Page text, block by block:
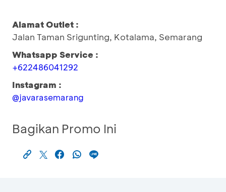
Alamat Outlet :
Jalan Taman Srigunting, Kotalama, Semarang
Whatsapp Service :
+622486041292
Instagram :
@javarasemarang
Bagikan Promo Ini